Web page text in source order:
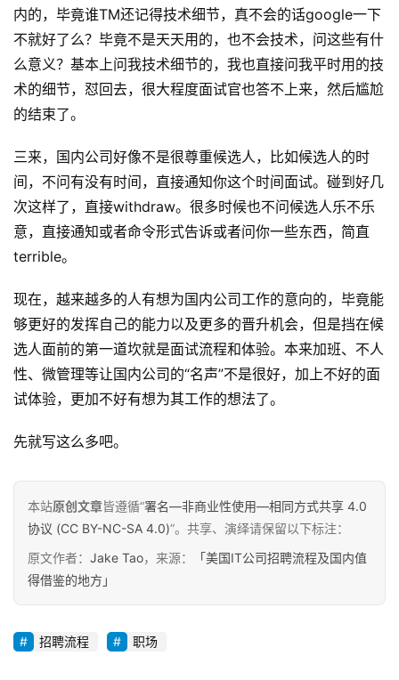
内的，毕竟谁TM还记得技术细节，真不会的话google一下
不就好了么？毕竟不是天天用的，也不会技术，问这些有什
么意义？基本上问我技术细节的，我也直接问我平时用的技
术的细节，怼回去，很大程度面试官也答不上来，然后尴尬
的结束了。
三来，国内公司好像不是很尊重候选人，比如候选人的时
间，不问有没有时间，直接通知你这个时间面试。碰到好几
次这样了，直接withdraw。很多时候也不问候选人乐不乐
意，直接通知或者命令形式告诉或者问你一些东西，简直
terrible。
现在，越来越多的人有想为国内公司工作的意向的，毕竟能
够更好的发挥自己的能力以及更多的晋升机会，但是挡在候
选人面前的第一道坎就是面试流程和体验。本来加班、不人
性、微管理等让国内公司的“名声”不是很好，加上不好的面
试体验，更加不好有想为其工作的想法了。
先就写这么多吧。
本站原创文章皆遵循“署名—非商业性使用—相同方式共享 4.0
协议 (CC BY-NC-SA 4.0)”。共享、演绎请保留以下标注：
原文作者： Jake Tao，来源：
「美国IT公司招聘流程及国内值
得借鉴的地方」
招聘流程 职场